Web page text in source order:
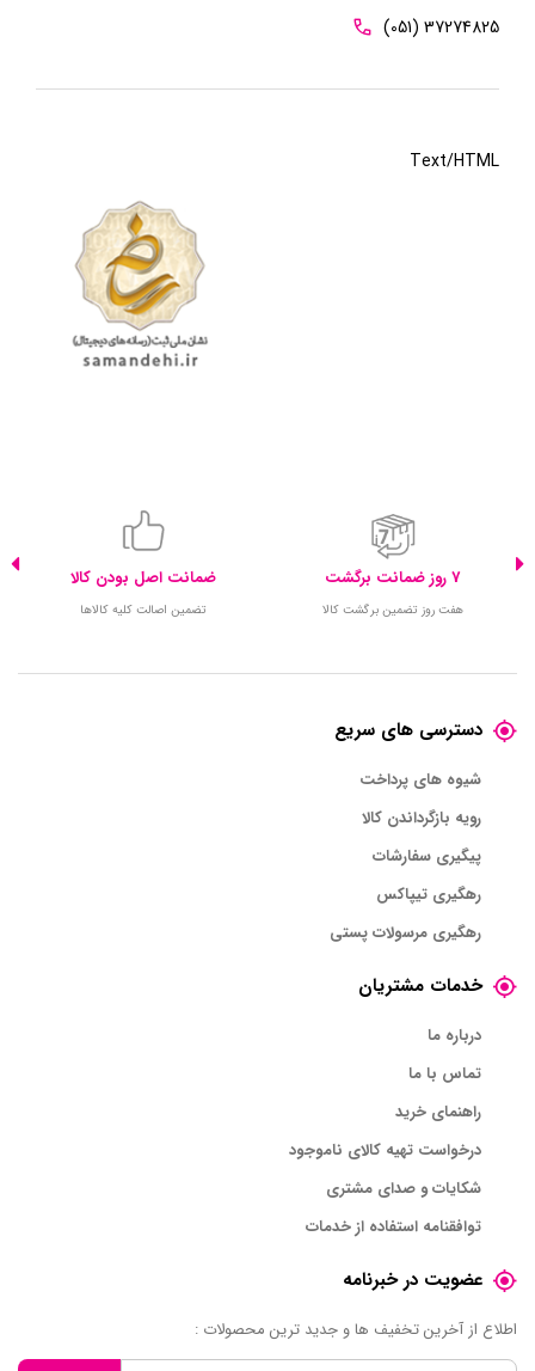
(051) 37274825
Text/HTML
7 روز ضمانت برگشت
هفت روز تضمین برگشت کالا
ضمانت اصل بودن کالا
تضمین اصالت کلیه کالاها
دسترسی های سریع
شیوه های پرداخت
رویه بازگرداندن کالا
پیگیری سفارشات
رهگیری تیپاکس
رهگیری مرسولات پستی
خدمات مشتریان
درباره ما
تماس با ما
راهنمای خرید
درخواست تهیه کالای ناموجود
شکایات و صدای مشتری
توافقنامه استفاده از خدمات
عضویت در خبرنامه
اطلاع از آخرین تخفیف ها و جدید ترین محصولات :